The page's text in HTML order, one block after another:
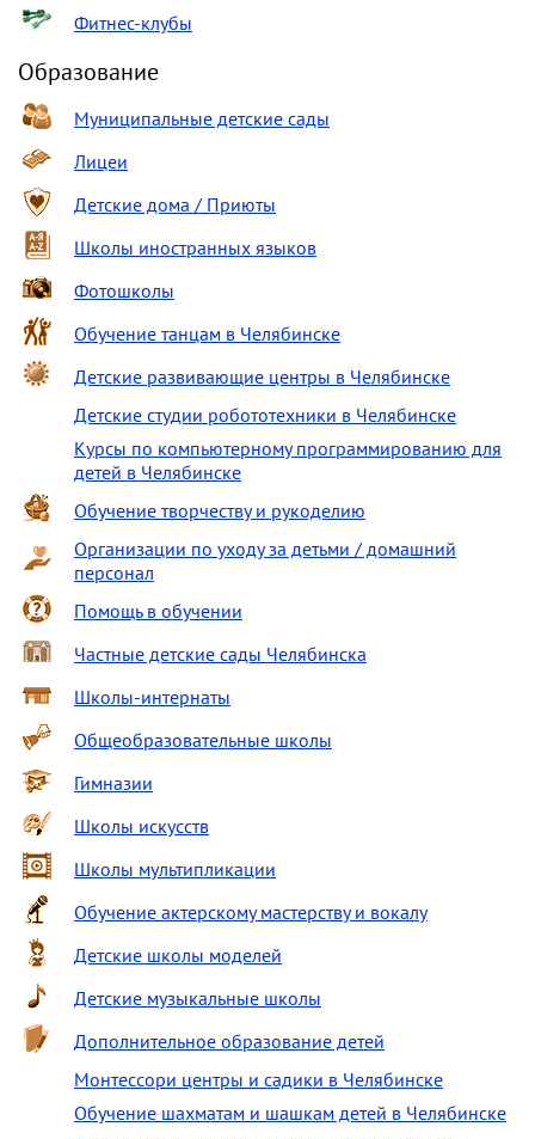
Фитнес-клубы
Образование
Муниципальные детские сады
Лицеи
Детские дома / Приюты
Школы иностранных языков
Фотошколы
Обучение танцам в Челябинске
Детские развивающие центры в Челябинске
Детские студии робототехники в Челябинске
Курсы по компьютерному программированию для
детей в Челябинске
Обучение творчеству и рукоделию
Организации по уходу за детьми / домашний
персонал
Помощь в обучении
Частные детские сады Челябинска
Школы-интернаты
Общеобразовательные школы
Гимназии
Школы искусств
Школы мультипликации
Обучение актерскому мастерству и вокалу
Детские школы моделей
Детские музыкальные школы
Дополнительное образование детей
Монтессори центры и садики в Челябинске
Обучение шахматам и шашкам детей в Челябинске